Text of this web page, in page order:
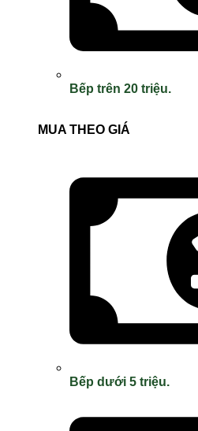
Bếp trên 20 triệu.
MUA THEO GIÁ
Bếp dưới 5 triệu.